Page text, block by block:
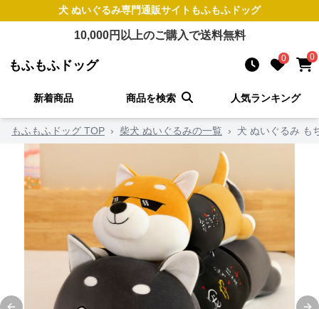
犬 ぬいぐるみ専門通販サイト もふもふドッグ
10,000円以上のご購入で送料無料
もふもふドッグ 0 0
新着商品 商品を検索 人気ランキング
もふもふドッグ TOP › 柴犬 ぬいぐるみの一覧 › 犬 ぬいぐるみ も